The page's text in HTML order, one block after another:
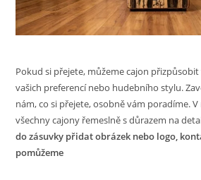
Pokud si přejete, můžeme cajon
vašich preferencí nebo hudebního stylu.
nám, co si přejete, osobně vám poradíme.
všechny cajony řemeslně s důrazem na
do zásuvky přidat obrázek nebo logo,
pomůžeme